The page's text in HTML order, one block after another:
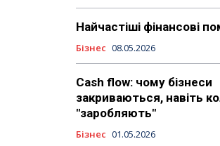
Найчастіші фінансові
Бізнес 08.05.2026
Cash flow: чому бізнеси
закриваються, навіть
"заробляють"
Бізнес 01.05.2026